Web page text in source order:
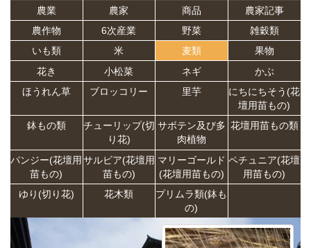
農業 農家 商品
農家記事
農作物
6次産業 野菜
雑穀類
いも類
米 麦類
果物
花き
小松菜 ネギ
かぶ
ほうれん草
ブロッコリー 里芋
にちにちそう(花
壇用苗もの)
鉢もの類
チューリップ(切
り花)
サボテン及び多
肉植物
花壇用苗もの類
パンジー(花壇用
苗もの)
サルビア(花壇用
苗もの)
マリーゴールド
(花壇用苗もの)
ペチュニア(花壇
用苗もの)
ゆり(切り花)
花木類
プリムラ類(鉢も
の)